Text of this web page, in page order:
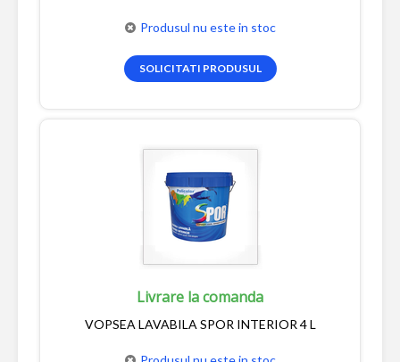
Produsul nu este in stoc
SOLICITATI PRODUSUL
Livrare la comanda
VOPSEA LAVABILA SPOR INTERIOR 4 L